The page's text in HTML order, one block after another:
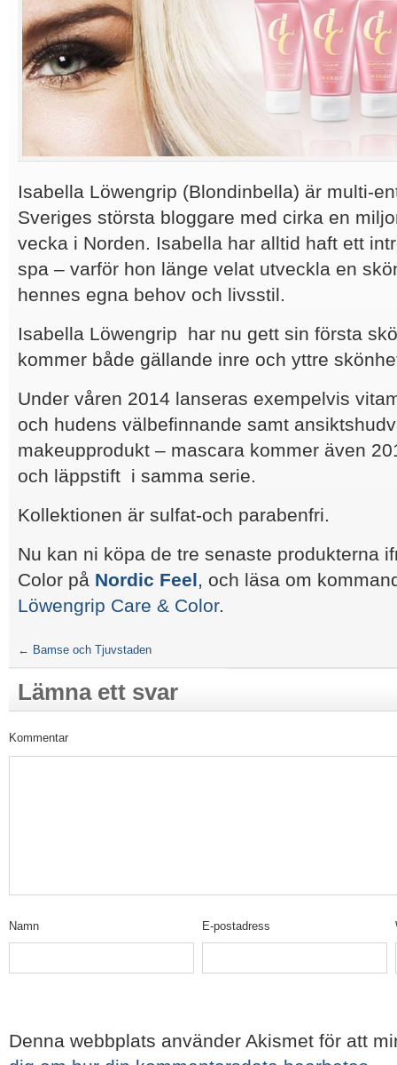
Isabella Löwengrip (Blondinbella) är multi-
Sveriges största bloggare med cirka en
vecka i Norden. Isabella har alltid haft ett
spa – varför hon länge velat utveckla en
hennes egna behov och livsstil.
Isabella Löwengrip har nu gett sin första
kommer både gällande inre och yttre
Under våren 2014 lanseras exempelvis
och hudens välbefinnande samt
makeupprodukt – mascara kommer även
och läppstift i samma serie.
Kollektionen är sulfat-och parabenfri.
Nu kan ni köpa de tre senaste produkterna
Color på Nordic Feel, och läsa om
Löwengrip Care & Color.
← Bamse och Tjuvstaden
Lämna ett svar
Kommentar
Namn E-postadress
Denna webbplats använder Akismet för att